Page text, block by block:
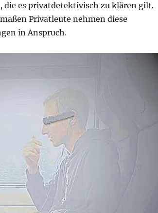
die es privatdetektivisch zu klären gilt.
Privatleute nehmen diese
in Anspruch.